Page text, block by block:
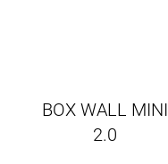
BOX WALL MINI
2.0